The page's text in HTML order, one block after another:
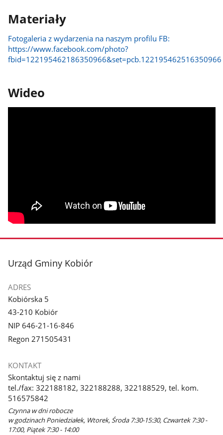
Materiały
Fotogaleria z wydarzenia na naszym profilu FB:
https://www.facebook.com/photo?
fbid=122195462186350966&set=pcb.122195462516350966
Wideo
stopka
Urząd Gminy Kobiór
ADRES
Kobiórska 5
43-210 Kobiór
NIP 646-21-16-846
Regon 271505431
KONTAKT
Skontaktuj się z nami
tel./fax: 322188182, 322188288, 322188529, tel. kom.
516575842
Czynna w dni robocze
w godzinach Poniedziałek, Wtorek, Środa 7:30-15:30, Czwartek 7:30 -
17:00, Piątek 7:30 - 14:00